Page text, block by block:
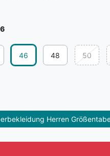
46 48 50
Herren